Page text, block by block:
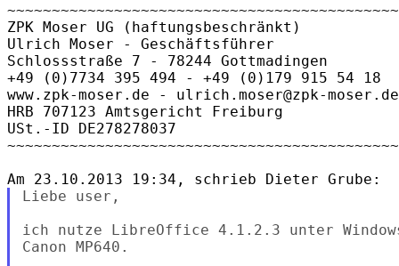
ZPK Moser UG (haftungsbeschränkt)
Ulrich Moser - Geschäftsführer
Schlossstraße 7 - 78244 Gottmadingen
+49 (0)7734 395 494 - +49 (0)179 915 54 18
www.zpk-moser.de - ulrich.moser@zpk-moser.de
HRB 707123 Amtsgericht Freiburg
USt.-ID DE278278037
Liebe user,
ich nutze LibreOffice 4.1.2.3 unter
Canon MP640.